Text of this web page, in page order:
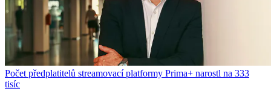
Počet předplatitelů streamovací platformy Prima+ narostl na 333
tisíc